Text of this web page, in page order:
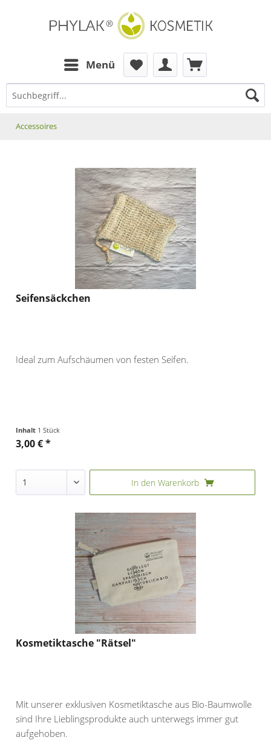
Menü
Accessoires
Seifensäckchen
Ideal zum Aufschäumen von festen Seifen.
Inhalt 1 Stück
3,00 € *
In den Warenkorb
Kosmetiktasche "Rätsel"
Mit unserer exklusiven Kosmetiktasche aus Bio-Baumwolle
sind Ihre Lieblingsprodukte auch unterwegs immer gut
aufgehoben.